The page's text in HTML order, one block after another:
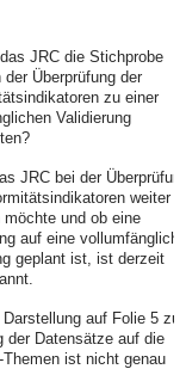
JRC die Stichprobe
der Überprüfung der
zu einer
Validierung
JRC bei der
weiter
möchte und ob eine
auf eine vollumfängliche
geplant ist, ist derzeit
Darstellung auf Folie 5 zur
der Datensätze auf die
Themen ist nicht genau